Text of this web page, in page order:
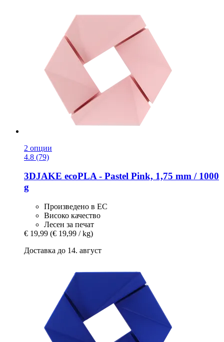
2 опции
4.8 (79)
3DJAKE ecoPLA -​ Pastel Pink, 1,75 mm / 1000
g
Произведено в ЕС
Високо качество
Лесен за печат
€ 19,99 (€ 19,99 / kg)
Доставка до 14. август